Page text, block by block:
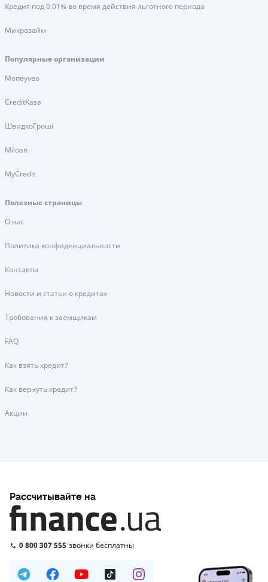
Кредит под 0,01% во время действия льготного периода
Микрозайм
Популярные организации
Moneyveo
CreditKasa
ШвидкоГроші
Miloan
MyCredit
Полезные страницы
О нас
Политика конфиденциальности
Контакты
Новости и статьи о кредитах
Требования к заемщикам
FAQ
Как взять кредит?
Как вернуть кредит?
Акции
Рассчитывайте на
0 800 307 555 звонки бесплатны